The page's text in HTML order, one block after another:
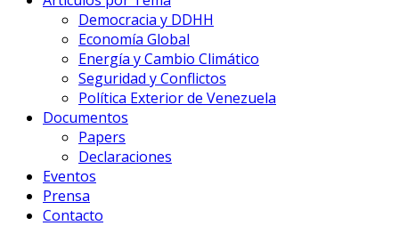
Democracia y DDHH
Economía Global
Energía y Cambio Climático
Seguridad y Conflictos
Política Exterior de Venezuela
Documentos
Papers
Declaraciones
Eventos
Prensa
Contacto